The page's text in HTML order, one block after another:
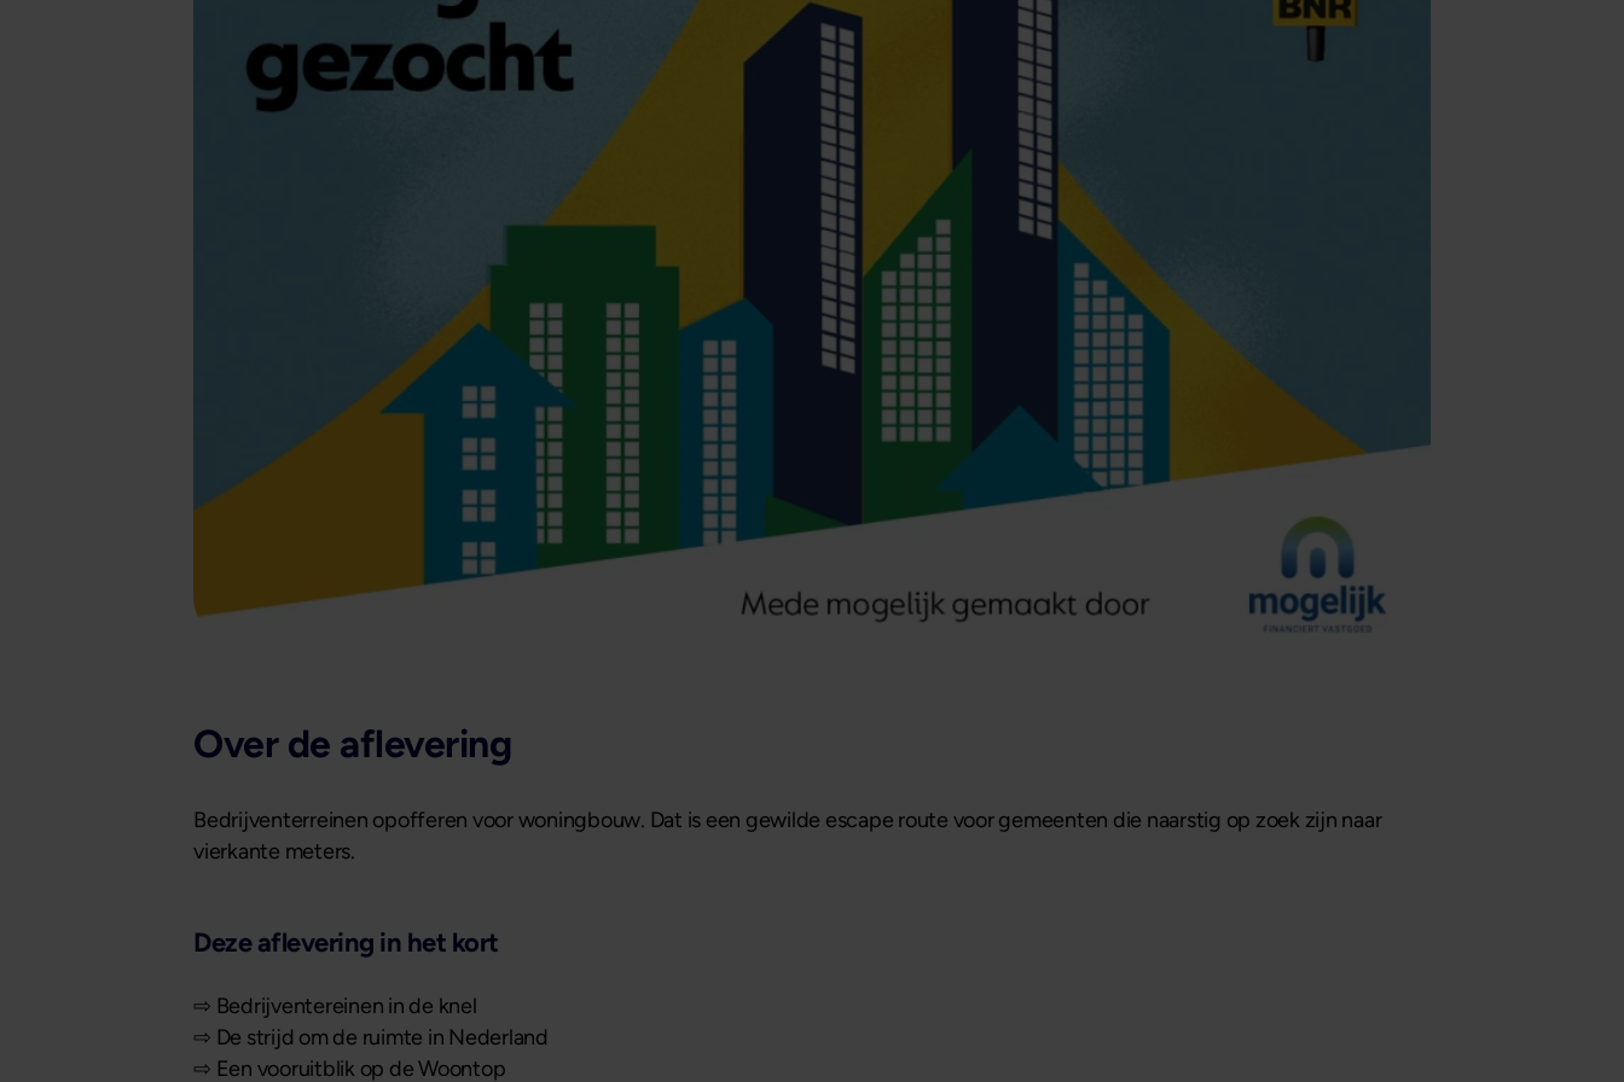
Over de aflevering
Bedrijventerreinen opofferen voor woningbouw. Dat is een gewilde escape route voor gemeenten die naarstig op zoek zijn naar
vierkante meters.
Deze aflevering in het kort
⇨ Bedrijventereinen in de knel
⇨ De strijd om de ruimte in Nederland
⇨ Een vooruitblik op de Woontop